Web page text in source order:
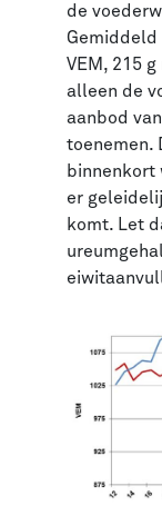
de
Gemiddeld
VEM, 215
alleen de
aanbod
toenemen.
binnenkort
er
komt. Let